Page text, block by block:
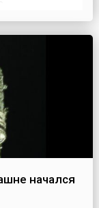
клиперов
начался